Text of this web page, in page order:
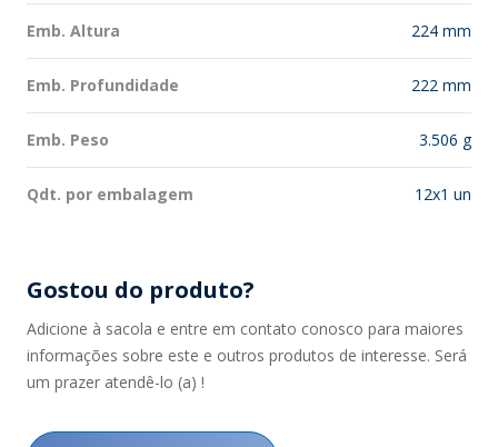
Emb. Altura 224 mm
Emb. Profundidade 222 mm
Emb. Peso 3.506 g
Qdt. por embalagem 12x1 un
Gostou do produto?
Adicione à sacola e entre em contato conosco para maiores
informações sobre este e outros produtos de interesse. Será
um prazer atendê-lo (a) !